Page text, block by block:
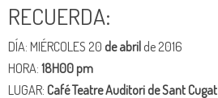
RECUERDA:
DÍA: MIÉRCOLES 20 de abrilde 2016
HORA:18H00 pm
LUGAR: Café Teatre Auditori de Sant Cugat